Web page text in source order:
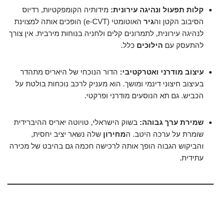
קלות תפעול ונהיגה עירונית: מידותיה הקומפקטיות, רדיוס
הסיבוב הקטן והגיר
האוטומטי (e-CVT) הופכים אותה למצוינת
לנהיגה עירונית, לתמרונים קלים ולחניה בנוחות מירבית. אין צורך
להתעסק עם הילוכים כלל.
עיצוב מודרני ואטרקטיבי: הדור הנוכחי של היאריס מתהדר
בעיצוב חיצוני דינמי ומושך. הוא מעניק לרכב נוכחות בולטת על
הכביש. גם תא הנוסעים מודרני ופרקטי.
שמירת ערך גבוהה: בשוק הישראלי, טויוטה יאריס ההיברידית
שומרת על ערכה היטב. המחירון שלה נשאר יציב יחסית,
והביקוש הגבוה הופך אותה לרכישה חכמה גם בהיבט של מכירה
עתידית.